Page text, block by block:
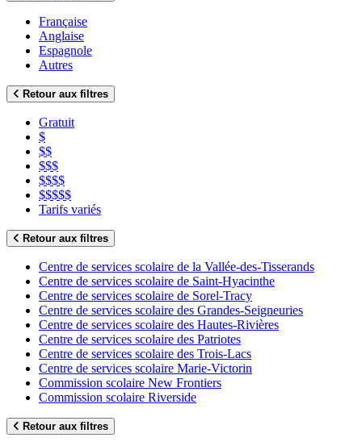
Française
Anglaise
Espagnole
Autres
Retour aux filtres
Gratuit
$
$$
$$$
$$$$
$$$$$
Tarifs variés
Retour aux filtres
Centre de services scolaire de la Vallée-des-Tisserands
Centre de services scolaire de Saint-Hyacinthe
Centre de services scolaire de Sorel-Tracy
Centre de services scolaire des Grandes-Seigneuries
Centre de services scolaire des Hautes-Rivières
Centre de services scolaire des Patriotes
Centre de services scolaire des Trois-Lacs
Centre de services scolaire Marie-Victorin
Commission scolaire New Frontiers
Commission scolaire Riverside
Retour aux filtres